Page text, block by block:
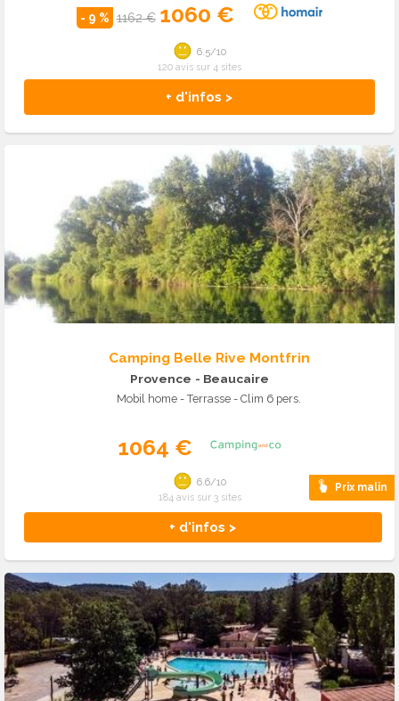
- 9 % 1162 € 1060 €
+ d'infos >
6.5/10
120 avis sur 4 sites
Camping Belle Rive Montfrin
Provence - Beaucaire
Mobil home - Terrasse - Clim 6 pers.
1064 €
Prix malin
+ d'infos >
6.6/10
184 avis sur 3 sites